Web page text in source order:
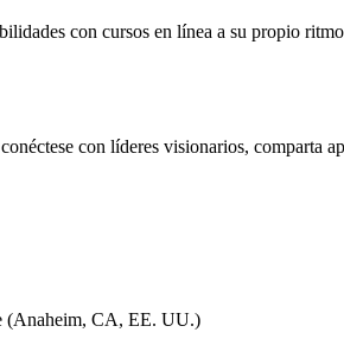
con cursos en línea a su propio ritmo
con líderes visionarios, comparta
(Anaheim, CA, EE. UU.)